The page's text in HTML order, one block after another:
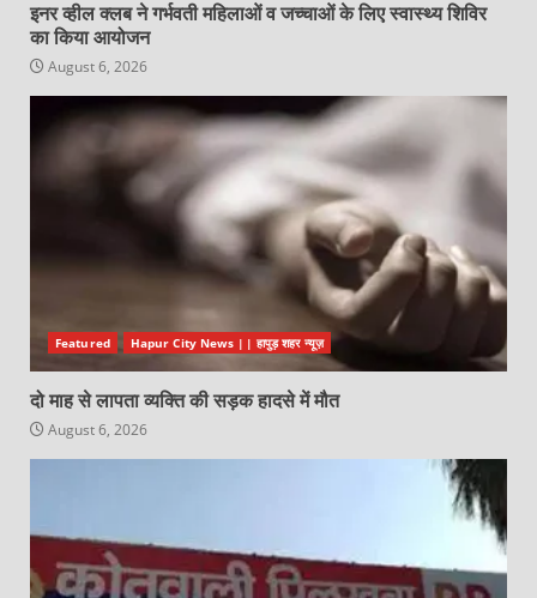
इनर व्हील क्लब ने गर्भवती महिलाओं व जच्चाओं के लिए स्वास्थ्य शिविर
का किया आयोजन
August 6, 2026
Featured Hapur City News || हापुड़ शहर न्यूज़
दो माह से लापता व्यक्ति की सड़क हादसे में मौत
August 6, 2026